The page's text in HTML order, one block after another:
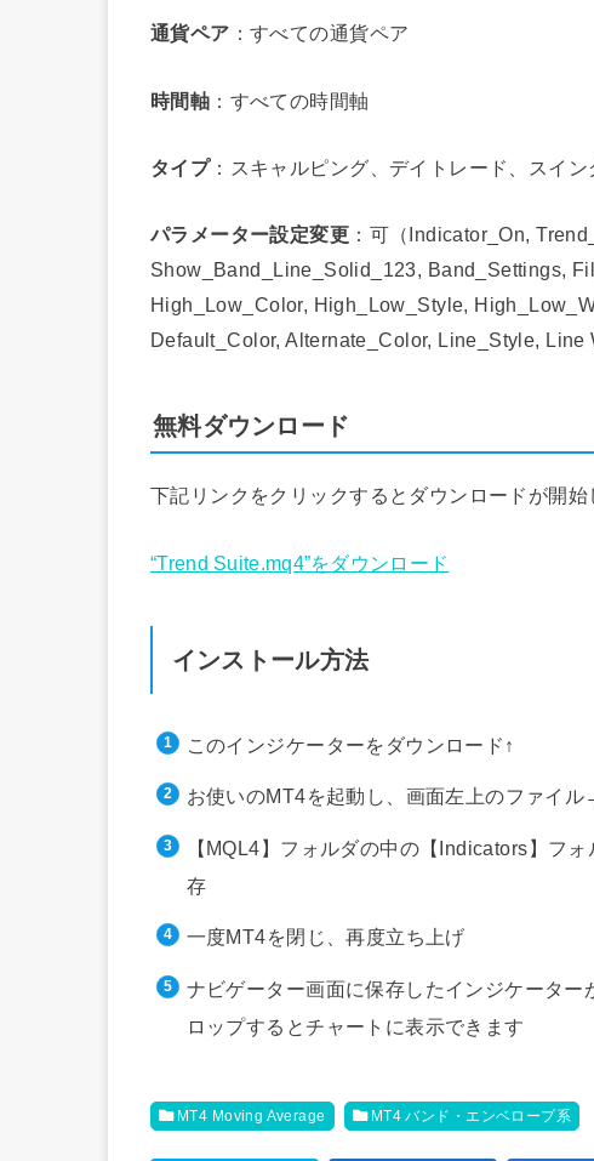
通貨ペア ：すべての通貨ペア
時間軸 ：すべての時間軸
タイプ：スキャルピング、デイトレード、スイン
パラメーター設定変更 ：可（Indicator_On,
Show_Band_Line_Solid_123, Band_Settings,
High_Low_Color, High_Low_Style,
Default_Color, Alternate_Color, Line_Style,
無料ダウンロード
下記リンクをクリックするとダウンロードが開始
“Trend Suite.mq4”をダウンロード
インストール方法
このインジケーターをダウンロード↑
お使いのMT4を起動し、画面左上のファイ
【MQL4】フォルダの中の【Indicators】フ
存
一度MT4を閉じ、再度立ち上げ
ナビゲーター画面に保存したインジケータ
ロップするとチャートに表示できます
MT4 Moving Average MT4 バンド・エンベロープ系